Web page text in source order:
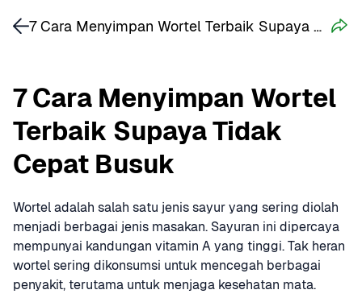
7 Cara Menyimpan Wortel
Terbaik Supaya Tidak
Cepat Busuk
Wortel adalah salah satu jenis sayur yang sering diolah
menjadi berbagai jenis masakan. Sayuran ini dipercaya
mempunyai kandungan vitamin A yang tinggi. Tak heran
wortel sering dikonsumsi untuk mencegah berbagai
penyakit, terutama untuk menjaga kesehatan mata.
7 Cara Menyimpan Wortel Terbaik Supaya Tidak Cepat Busuk